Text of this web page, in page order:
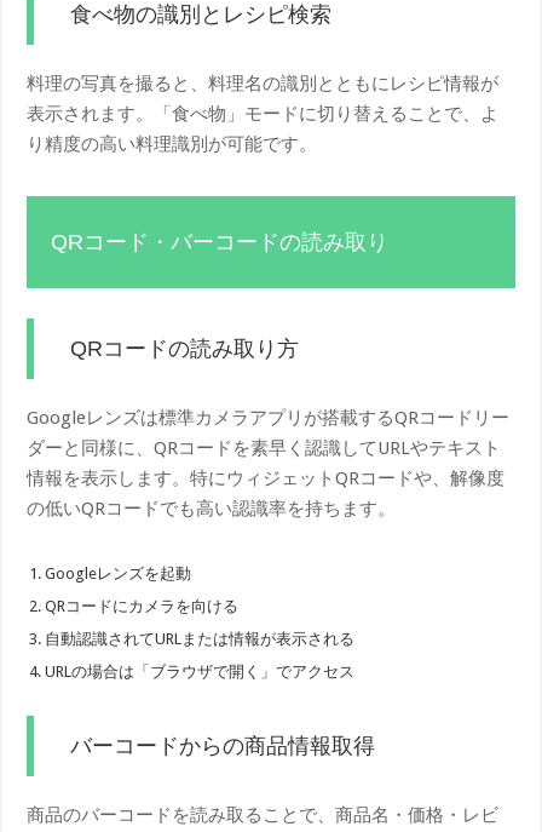
食べ物の識別とレシピ検索
料理の写真を撮ると、料理名の識別とともにレシピ情報が
表示されます。「食べ物」モードに切り替えることで、よ
り精度の高い料理識別が可能です。
QRコード・バーコードの読み取り
QRコードの読み取り方
Googleレンズは標準カメラアプリが搭載するQRコードリー
ダーと同様に、QRコードを素早く認識してURLやテキスト
情報を表示します。特にウィジェットQRコードや、解像度
の低いQRコードでも高い認識率を持ちます。
Googleレンズを起動
QRコードにカメラを向ける
自動認識されてURLまたは情報が表示される
URLの場合は「ブラウザで開く」でアクセス
バーコードからの商品情報取得
商品のバーコードを読み取ることで、商品名・価格・レビ